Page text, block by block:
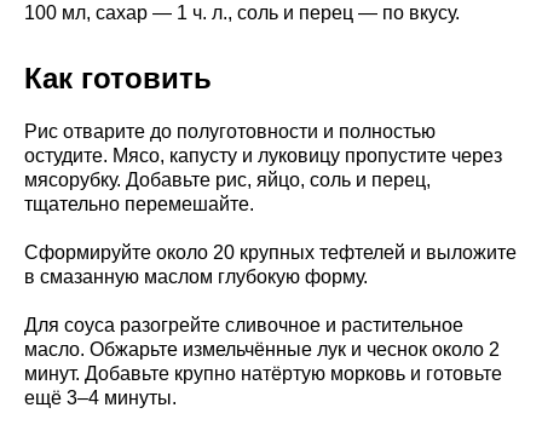
100 мл, сахар — 1 ч. л., соль и перец — по вкусу.
Как готовить
Рис отварите до полуготовности и полностью
остудите. Мясо, капусту и луковицу пропустите через
мясорубку. Добавьте рис, яйцо, соль и перец,
тщательно перемешайте.
Сформируйте около 20 крупных тефтелей и выложите
в смазанную маслом глубокую форму.
Для соуса разогрейте сливочное и растительное
масло. Обжарьте измельчённые лук и чеснок около 2
минут. Добавьте крупно натёртую морковь и готовьте
ещё 3–4 минуты.